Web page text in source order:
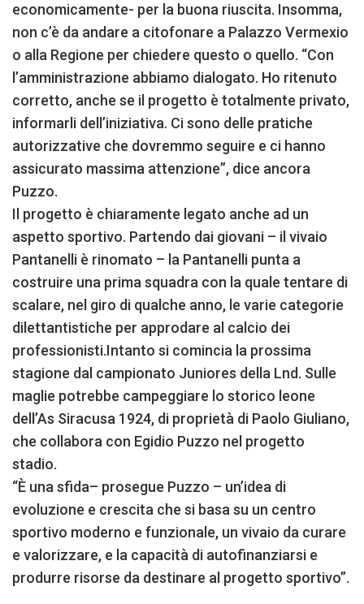
economicamente- per la buona riuscita. Insomma,
non c’è da andare a citofonare a Palazzo Vermexio
o alla Regione per chiedere questo o quello. “Con
l’amministrazione abbiamo dialogato. Ho ritenuto
corretto, anche se il progetto è totalmente privato,
informarli dell’iniziativa. Ci sono delle pratiche
autorizzative che dovremmo seguire e ci hanno
assicurato massima attenzione”, dice ancora
Puzzo.
Il progetto è chiaramente legato anche ad un
aspetto sportivo. Partendo dai giovani – il vivaio
Pantanelli è rinomato – la Pantanelli punta a
costruire una prima squadra con la quale tentare di
scalare, nel giro di qualche anno, le varie categorie
dilettantistiche per approdare al calcio dei
professionisti.Intanto si comincia la prossima
stagione dal campionato Juniores della Lnd. Sulle
maglie potrebbe campeggiare lo storico leone
dell’As Siracusa 1924, di proprietà di Paolo Giuliano,
che collabora con Egidio Puzzo nel progetto
stadio.
“È una sfida– prosegue Puzzo – un’idea di
evoluzione e crescita che si basa su un centro
sportivo moderno e funzionale, un vivaio da curare
e valorizzare, e la capacità di autofinanziarsi e
produrre risorse da destinare al progetto sportivo”.